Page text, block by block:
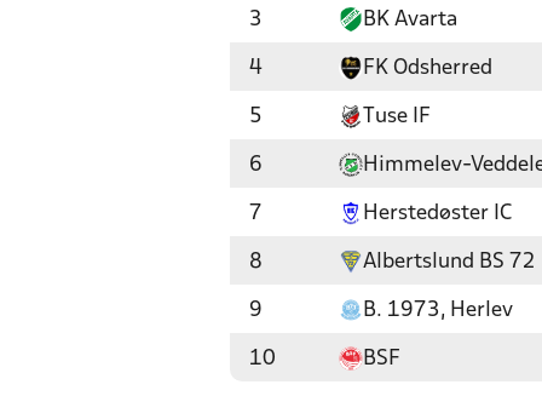
3 BK Avarta
4 FK Odsherred
5 Tuse IF
6 Himmelev-
7 Herstedøster IC
8 Albertslund BS 72
9 B. 1973, Herlev
10 BSF